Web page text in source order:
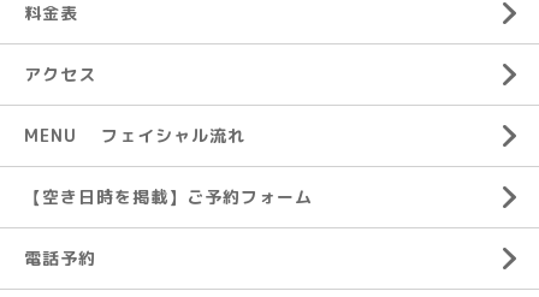
料金表
アクセス
MENU フェイシャル流れ
【空き日時を掲載】ご予約フォーム
電話予約